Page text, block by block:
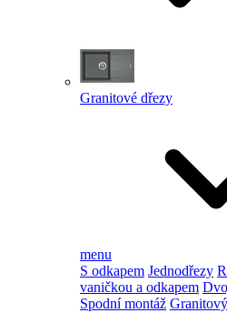
Granitové dřezy
menu
S odkapem Jednodřezy
vaničkou a odkapem
Spodní montáž